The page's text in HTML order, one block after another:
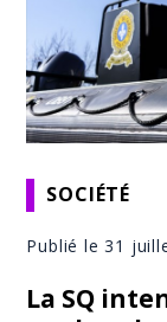
SOCIÉTÉ
Publié le 31
La SQ